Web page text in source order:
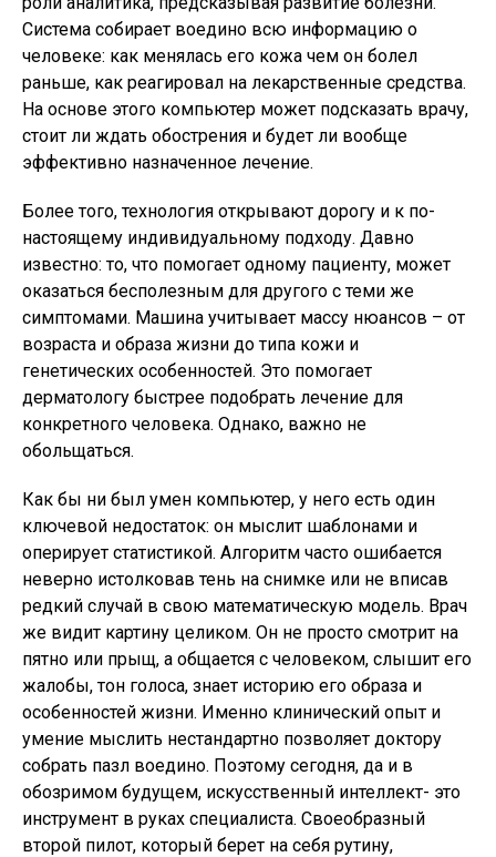
Система собирает воедино всю информацию о
человеке: как менялась его кожа чем он болел
раньше, как реагировал на лекарственные средства.
На основе этого компьютер может подсказать врачу,
стоит ли ждать обострения и будет ли вообще
эффективно назначенное лечение.
Более того, технология открывают дорогу и к по-
настоящему индивидуальному подходу. Давно
известно: то, что помогает одному пациенту, может
оказаться бесполезным для другого с теми же
симптомами. Машина учитывает массу нюансов – от
возраста и образа жизни до типа кожи и
генетических особенностей. Это помогает
дерматологу быстрее подобрать лечение для
конкретного человека. Однако, важно не
обольщаться.
Как бы ни был умен компьютер, у него есть один
ключевой недостаток: он мыслит шаблонами и
оперирует статистикой. Алгоритм часто ошибается
неверно истолковав тень на снимке или не вписав
редкий случай в свою математическую модель. Врач
же видит картину целиком. Он не просто смотрит на
пятно или прыщ, а общается с человеком, слышит его
жалобы, тон голоса, знает историю его образа и
особенностей жизни. Именно клинический опыт и
умение мыслить нестандартно позволяет доктору
собрать пазл воедино. Поэтому сегодня, да и в
обозримом будущем, искусственный интеллект- это
инструмент в руках специалиста. Своеобразный
второй пилот, который берет на себя рутину,